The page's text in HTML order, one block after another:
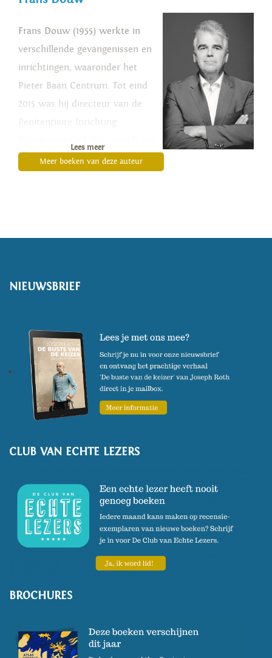
Frans Douw (1955) werkte in
verschillende gevangenissen en
inrichtingen, waaronder het
Pieter Baan Centrum. Tot eind
2015 was hij directeur van de
Douw zich in binnen- en
Lees meer
Meer boeken van deze auteur
NIEUWSBRIEF
CLUB VAN ECHTE LEZERS
BROCHURES